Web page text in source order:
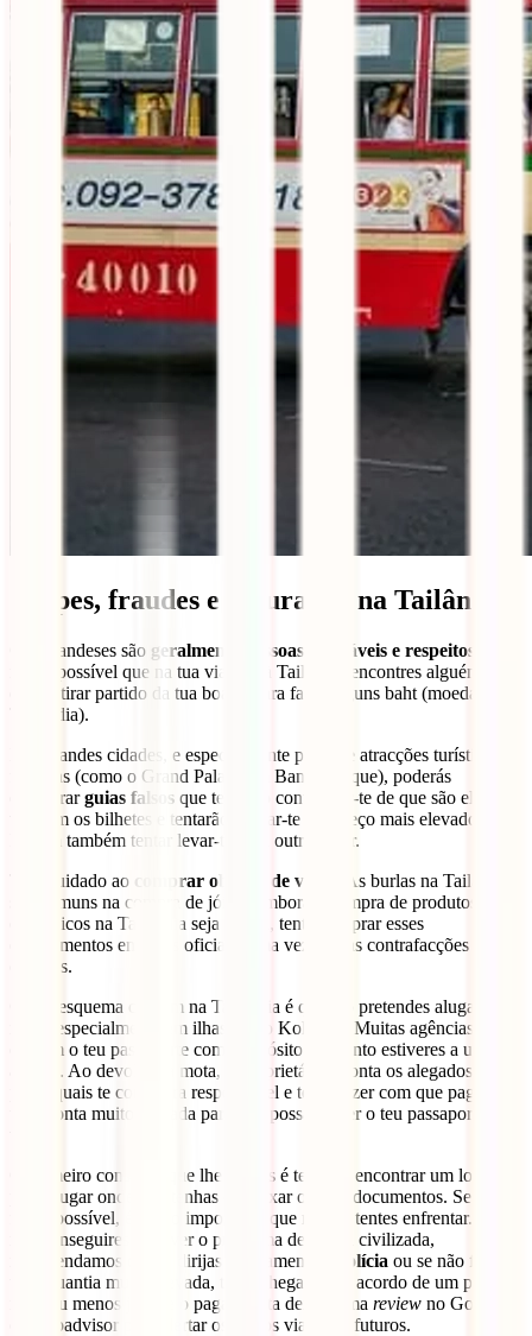
Golpes, fraudes e segurança na Tailândia
Os tailandeses são geralmente pessoas amigáveis e respeitosas
mas é possível que na tua viagem à Tailândia encontres alguém que
queira tirar partido da tua boa fé para fazer alguns baht (moeda na
Tailândia).
Nas grandes cidades, e especialmente perto de atracções turísticas
famosas (como o Grand Palace em Banguecoque), poderás
encontrarguias falsos que tentarão convencer-te de que são eles que
vendem os bilhetes e tentarão cobrar-te um preço mais elevado.
Podem também tentar levar-te para outro lugar.
Tem cuidado ao comprar objetos de valor
. As burlas na Tailândia
são comuns na compra de jóias. Embora a compra de produtos
eletrónicos na Tailândia seja barata, tenta comprar esses
equipamentos em lojas oficiais, uma vez que as contrafacções são
comuns.
Outro esquema comum na Tailândia é quando pretendes alugar uma
mota, especialmente em ilhas como Koh Tao. Muitas agências
exigem o teu passaporte como depósito enquanto estiveres a utilizar
a mota. Ao devolver a mota, o proprietário aponta os alegados danos
pelos quais te considera responsável e tenta fazer com que pagues
uma conta muito elevada para que possas obter o teu passaporte de
O primeiro conselho que lhe damos é tentares encontrar um local
para alugar onde não tenhas de deixar os teus documentos. Se isto
for impossível, é muito importante que não os tentes enfrentar. Se
não conseguires resolver o problema de forma civilizada,
recomendamos que te dirijas rapidamente à
polícia ou se não for
uma quantia muito elevada, tenta chegar a um acordo de um preço
mais ou menos justo e o paga. Tenta deixar uma review no Google
ou Tripadvisor para alertar os outros viajantes futuros.